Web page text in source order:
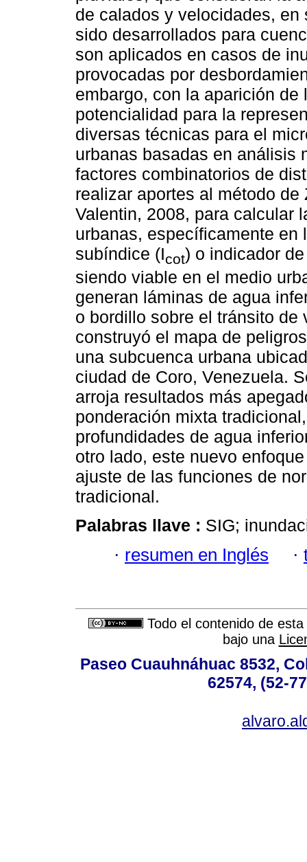
de calados y velocidades, en
sido desarrollados para
son aplicados en casos de
provocadas por
embargo, con la aparición de
potencialidad para la
diversas técnicas para el
urbanas basadas en análisis
factores combinatorios de
realizar aportes al método
Valentin, 2008, para calcular
urbanas, específicamente
subíndice (Icot) o indicador
siendo viable en el medio
generan láminas de agua
o bordillo sobre el tránsito
construyó el mapa de
una subcuenca urbana
ciudad de Coro, Venezuela.
arroja resultados más
ponderación mixta
profundidades de agua
otro lado, este nuevo
ajuste de las funciones de
tradicional.
Palabras llave : SIG;
· resumen en Inglés ·
Todo el contenido de
bajo una
Paseo Cuauhnáhuac 8532,
62574, (52-